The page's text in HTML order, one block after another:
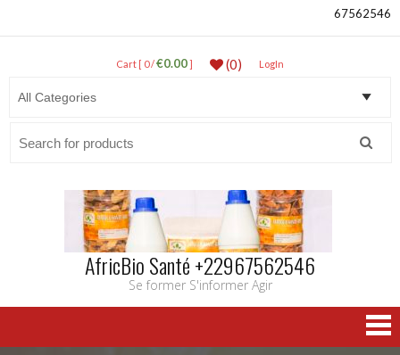
67562546
Cart [ 0 /€0.00] (0) LogIn
AfricBio Santé +22967562546
Se former S'informer Agir